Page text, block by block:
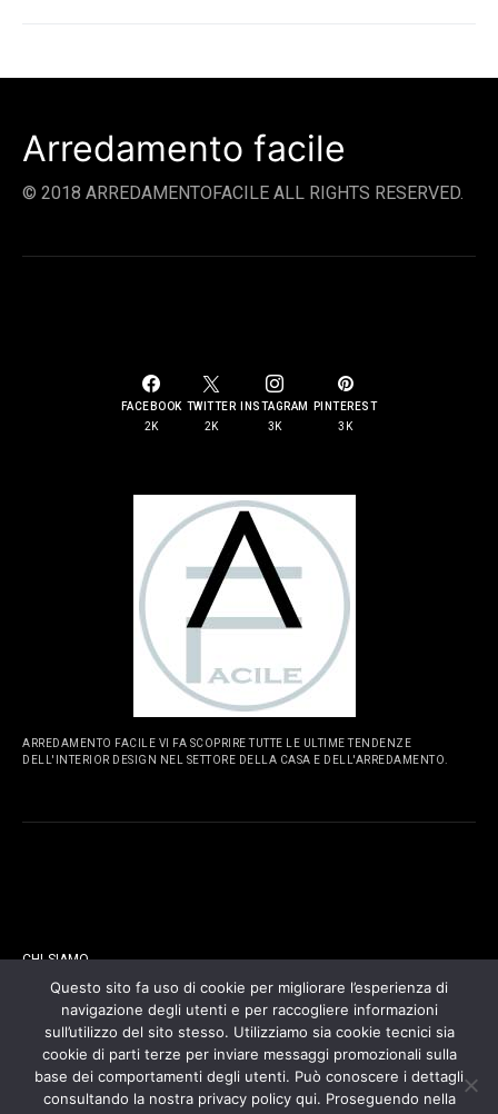
Arredamento facile
© 2018 ARREDAMENTOFACILE ALL RIGHTS RESERVED.
FACEBOOK
2K
TWITTER
2K
INSTAGRAM
3K
PINTEREST
3K
ARREDAMENTO FACILE VI FA SCOPRIRE TUTTE LE ULTIME TENDENZE
DELL'INTERIOR DESIGN NEL SETTORE DELLA CASA E DELL'ARREDAMENTO.
CHI SIAMO
CONTATTI
COOKIES POLICY
Questo sito fa uso di cookie per migliorare l’esperienza di
navigazione degli utenti e per raccogliere informazioni
sull’utilizzo del sito stesso. Utilizziamo sia cookie tecnici sia
cookie di parti terze per inviare messaggi promozionali sulla
base dei comportamenti degli utenti. Può conoscere i dettagli
consultando la nostra privacy policy qui. Proseguendo nella